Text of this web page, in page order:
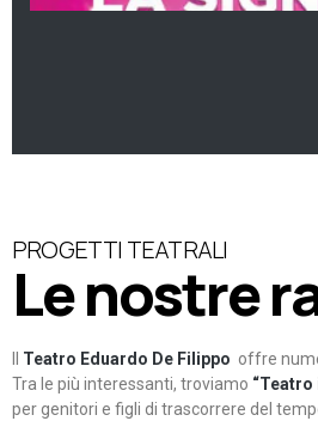
PROGETTI TEATRALI
Le nostre
Teatro Eduardo De Filippo offre
Tra le più interessanti, troviamo “Teatro
per genitori e figli di trascorrere del